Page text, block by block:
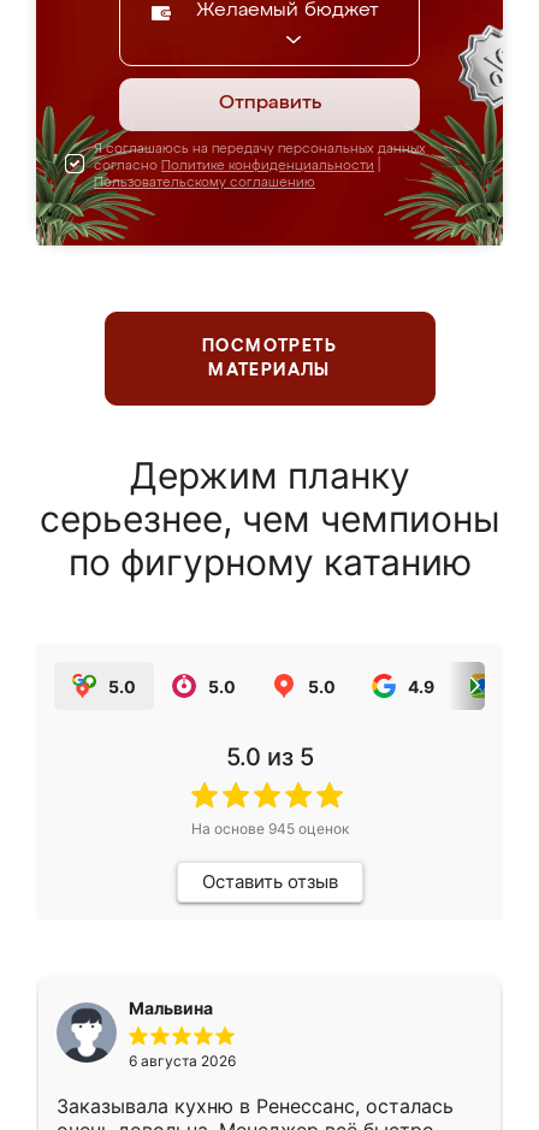
Желаемый бюджет
Отправить
Я соглашаюсь на передачу персональных данных
согласно Политике конфиденциальности
Пользовательскому соглашению
ПОСМОТРЕТЬ
МАТЕРИАЛЫ
Держим планку
серьезнее, чем чемпионы
по фигурному катанию
5.0 5.0 5.0 4.9
5.0 из 5
На основе 945оценок
Оставить отзыв
Мальвина
6 августа 2026
Заказывала кухню в Ренессанс, осталась